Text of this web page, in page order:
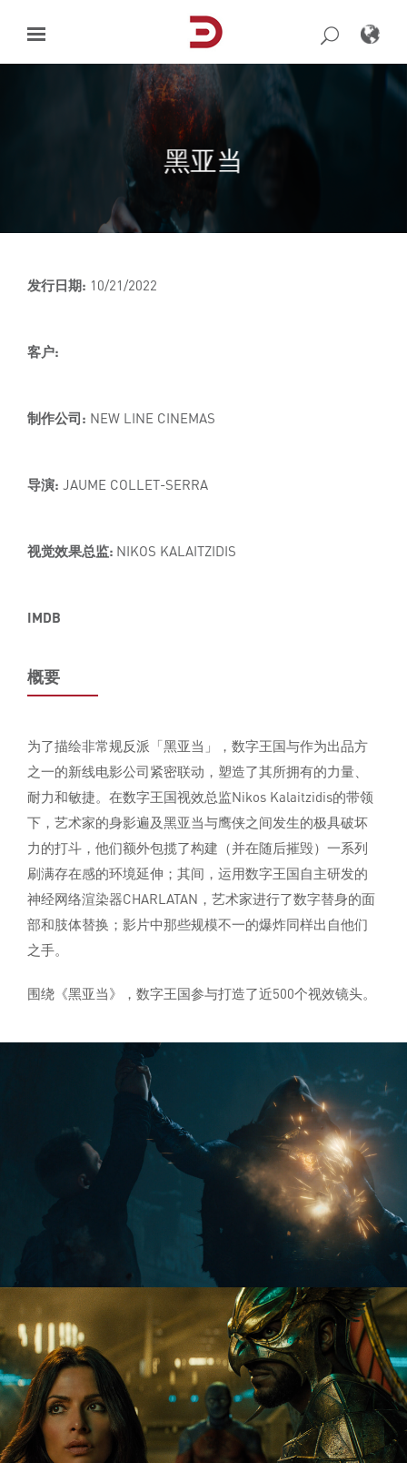
content
黑亚当
发行日期: 10/21/2022
客户:
制作公司: NEW LINE CINEMAS
导演: JAUME COLLET-SERRA
视觉效果总监: NIKOS KALAITZIDIS
IMDB
概要
为了描绘非常规反派「黑亚当」，数字王国与作为出品方
之一的新线电影公司紧密联动，塑造了其所拥有的力量、
耐力和敏捷。在数字王国视效总监Nikos Kalaitzidis的带领
下，艺术家的身影遍及黑亚当与鹰侠之间发生的极具破坏
力的打斗，他们额外包揽了构建（并在随后摧毁）一系列
刷满存在感的环境延伸；其间，运用数字王国自主研发的
神经网络渲染器CHARLATAN，艺术家进行了数字替身的面
部和肢体替换；影片中那些规模不一的爆炸同样出自他们
之手。
围绕《黑亚当》，数字王国参与打造了近500个视效镜头。